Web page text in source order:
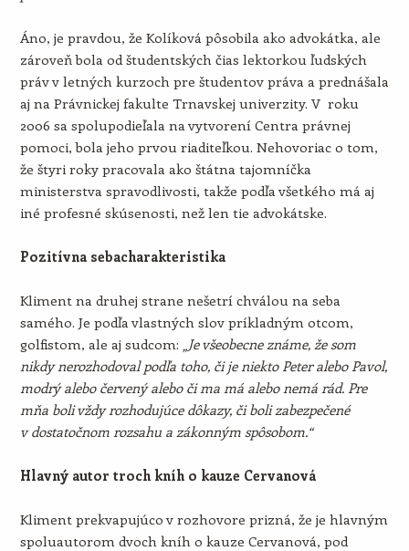
Áno, je pravdou, že Kolíková pôsobila ako advokátka, ale
zároveň bola od študentských čias lektorkou ľudských
práv v letných kurzoch pre študentov práva a prednášala
aj na Právnickej fakulte Trnavskej univerzity. V roku
2006 sa spolupodieľala na vytvorení Centra právnej
pomoci, bola jeho prvou riaditeľkou. Nehovoriac o tom,
že štyri roky pracovala ako štátna tajomníčka
ministerstva spravodlivosti, takže podľa všetkého má aj
iné profesné skúsenosti, než len tie advokátske.
Pozitívna sebacharakteristika
Kliment na druhej strane nešetrí chválou na seba
samého. Je podľa vlastných slov príkladným otcom,
golfistom, ale aj sudcom: „Je všeobecne známe, že som
nikdy nerozhodoval podľa toho, či je niekto Peter alebo Pavol,
modrý alebo červený alebo či ma má alebo nemá rád. Pre
mňa boli vždy rozhodujúce dôkazy, či boli zabezpečené
v dostatočnom rozsahu a zákonným spôsobom.“
Hlavný autor troch kníh o kauze Cervanová
Kliment prekvapujúco v rozhovore prizná, že je hlavným
spoluautorom dvoch kníh o kauze Cervanová, pod